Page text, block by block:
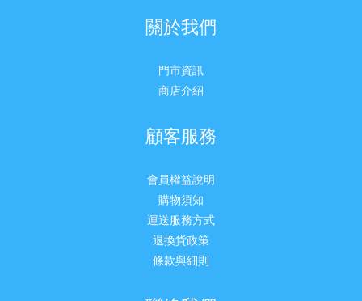
關於我們
門市資訊
商店介紹
顧客服務
會員權益說明
購物須知
運送服務方式
退換貨政策
條款與細則